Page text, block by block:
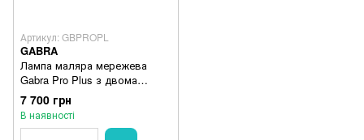
Артикул: GBPROPL
GABRA
Лампа маляра мережева
Gabra Pro Plus з двома
лінзами (GBPROPL)
7 700 грн
В наявності